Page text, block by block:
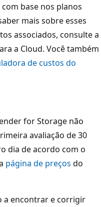
base nos planos
mais sobre esses
associados, consulte a
a Cloud. Você também
de custos do
for Storage não
avaliação de 30
dia de acordo com o
página de preços do
a encontrar e corrigir